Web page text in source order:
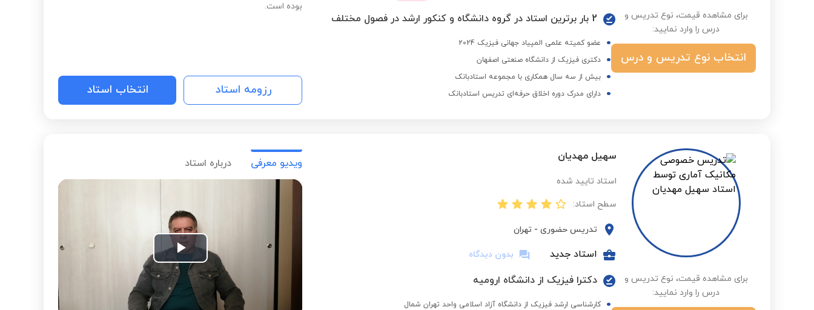
برای مشاهده قیمت، نوع تدریس و
درس را وارد نمایید:
انتخاب نوع تدریس و درس
2 بار برترین استاد در گروه دانشگاه و کنکور ارشد در فصول مختلف
عضو کمیته علمی المپیاد جهانی فیزیک 2024
دکتری فیزیک از دانشگاه صنعتی اصفهان
بیش از سه سال همکاری با مجموعه استادبانک
دارای مدرک دوره اخلاق حرفه‌ای تدریس استادبانک
بوده است.
رزومه استاد انتخاب استاد
برای مشاهده قیمت، نوع تدریس و
درس را وارد نمایید:
سهیل مهدیان
استاد تایید شده
سطح استاد:
تدریس حضوری - تهران
استاد جدید بدون دیدگاه
دکترا فیزیک از دانشگاه ارومیه
کارشناسی ارشد فیزیک از دانشگاه آزاد اسلامی واحد تهران شمال
ویدیو معرفی درباره استاد
Play
Video